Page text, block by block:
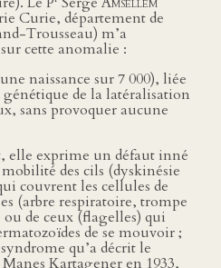
Curie, département de
Trousseau) m’a
cette anomalie :
naissance sur 7 000), liée
de la latéralisation
sans provoquer aucune
elle exprime un défaut inné
des cils (dyskinésie
couvrent les cellules de
(arbre respiratoire, trompe
de ceux (flagelles) qui
de se mouvoir ;
qu’a décrit le
Kartagener en 1933,